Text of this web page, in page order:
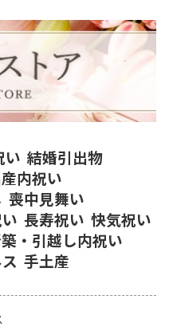
い 結婚引出物
内祝い
喪中見舞い
長寿祝い 快気祝い
・引越し内祝い
手土産